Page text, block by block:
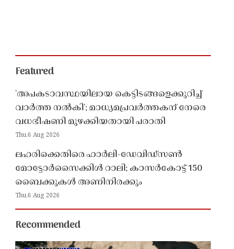
Featured
'അപകടാവസ്ഥയിലായ കെട്ടിടങ്ങളെക്കുറിച്ച്
വാർത്ത നൽകി'; മാധ്യമപ്രവർത്തകന് നേരെ
വധഭീഷണി മുഴക്കിയതായി പരാതി
Thu,6 Aug 2026
ലഹരിക്കെതിരെ ഹാർലി-ഡേവിഡ്‌സൺ
മോട്ടോർസൈക്കിൾ റാലി; കാസർകോട്ട് 150
ബൈക്കുകൾ അണിനിരക്കും
Thu,6 Aug 2026
Recommended